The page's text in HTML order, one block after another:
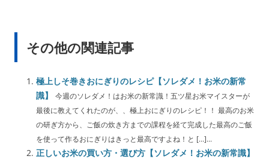
その他の関連記事
極上しそ巻きおにぎりのレシピ【ソレダメ！お米の新常
識】
今週のソレダメ！はお米の新常識！五ツ星お米マイスターが
最後に教えてくれたのが、、極上おにぎりのレシピ！！ 最高のお米
の研ぎ方から、ご飯の炊き方までの課程を経て完成した最高のご飯
を使って作るおにぎりはきっと最高ですよね！と […]...
正しいお米の買い方・選び方【ソレダメ！お米の新常識】